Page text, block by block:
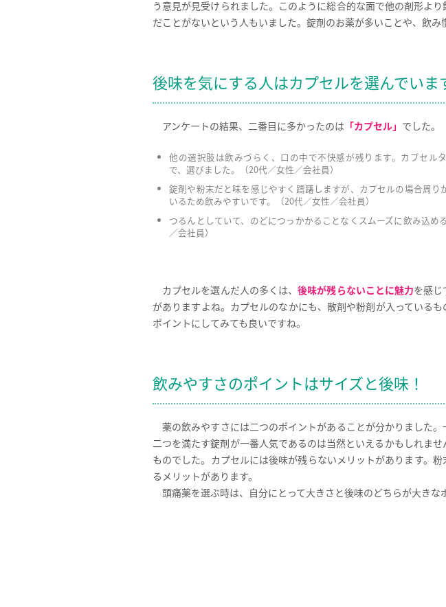
う意見が見受けられました。このように総合的な面で他の剤形よ
だことがないという人もいました。錠剤のお薬が多いことや、飲
後味を気にする人はカプセルを選んでいま
アンケートの結果、二番目に多かったのは 「カプセル」 でした。
他の選択肢は飲みづらく、口の中で不快感が残ります。カプセル
で、選びました。（20代／女性／会社員）
錠剤や粉末だと味を感じやすく躊躇しますが、カプセルの場合周り
いるため飲みやすいです。（20代／女性／会社員）
つるんとしていて、のどにつっかかることなくスムーズに飲み込め
／会社員）
カプセルを選んだ人の多くは、後味が残らないことに魅力を感じ
がありますよね。カプセルのなかにも、散剤や粉剤が入っている
ポイントにしてみても良いですね。
飲みやすさのポイントはサイズと後味！
薬の飲みやすさには二つのポイントがあることが分かりました。
二つを満たす錠剤が一番人気であるのは当然といえるかもしれま
ものでした。カプセルには後味が残らないメリットがあります。
るメリットがあります。
頭痛薬を選ぶ時は、自分にとって大きさと後味のどちらが大きな